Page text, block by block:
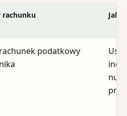
rachunku Jak
podatkowy